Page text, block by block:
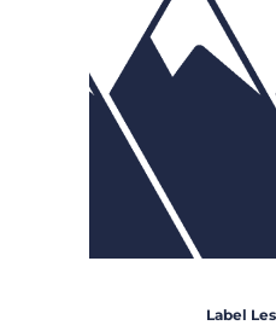
Label